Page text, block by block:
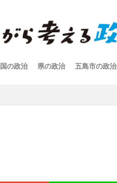
国の政治 県の政治 五島市の政治